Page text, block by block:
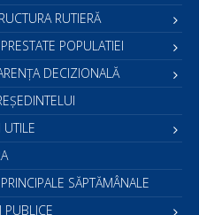
RUTIERĂ
POPULATIEI
DECIZIONALĂ
UTILE
SĂPTĂMÂNALE
PUBLICE